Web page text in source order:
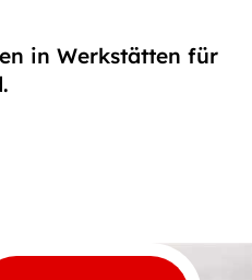
in Werkstätten für